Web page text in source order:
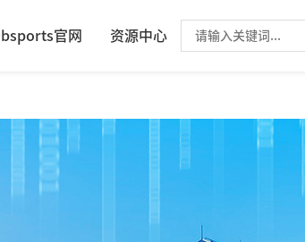
官网 资源中心